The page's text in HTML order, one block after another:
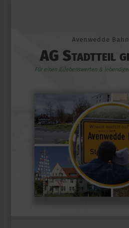
Avenwedde
AG Stadtteil
Für einen l(i)ebenswerten &